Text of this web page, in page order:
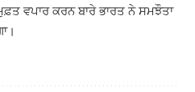
ਵਪਾਰ ਕਰਨ ਬਾਰੇ ਭਾਰਤ ਨੇ ਸਮਝੌਤਾ